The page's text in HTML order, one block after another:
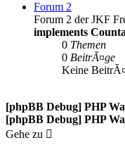
Forum 2
Forum 2 der JKF
implements
0 Themen
0 BeitrÃ¤ge
Keine
[phpBB Debug] PHP
[phpBB Debug] PHP
Gehe zu